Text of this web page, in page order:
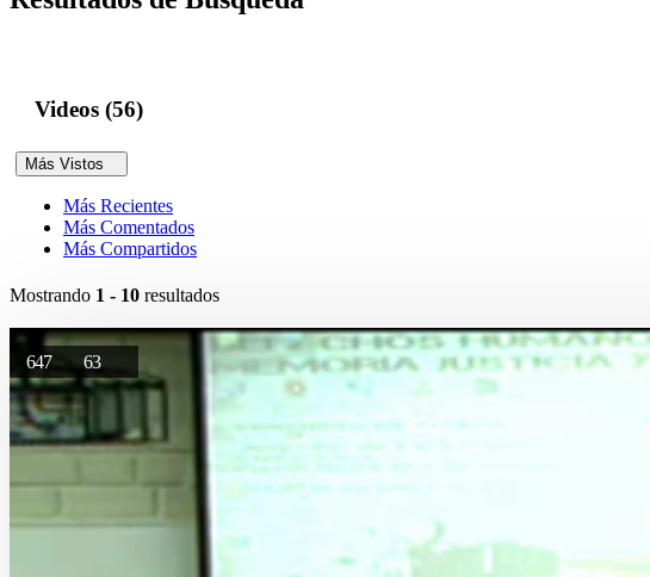
Videos (56)
Más Vistos
Más Recientes
Más Comentados
Más Compartidos
Mostrando 1 - 10 resultados
647 63